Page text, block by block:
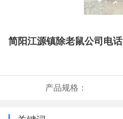
简阳江源镇除老鼠公司电话
产品规格：